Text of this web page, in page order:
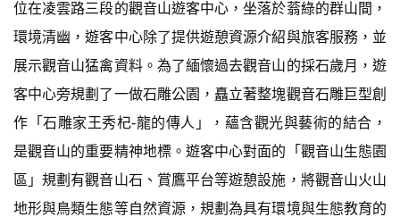
位在凌雲路三段的觀音山遊客中心，坐落於蓊綠的群山間，
環境清幽，遊客中心除了提供遊憩資源介紹與旅客服務，並
展示觀音山猛禽資料。為了緬懷過去觀音山的採石歲月，遊
客中心旁規劃了一做石雕公園，矗立著整塊觀音石雕巨型創
作「石雕家王秀杞-龍的傳人」，蘊含觀光與藝術的結合，
是觀音山的重要精神地標。遊客中心對面的「觀音山生態園
區」規劃有觀音山石、賞鷹平台等遊憩設施，將觀音山火山
地形與鳥類生態等自然資源，規劃為具有環境與生態教育的